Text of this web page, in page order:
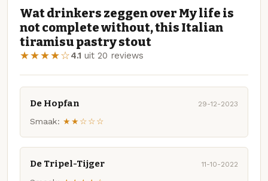
Wat drinkers zeggen over My life is
not complete without, this Italian
tiramisu pastry stout
★★★★☆4.1 uit 20 reviews
De Hopfan 29-12-2023
Smaak: ★★☆☆☆
De Tripel-Tijger 11-10-2022